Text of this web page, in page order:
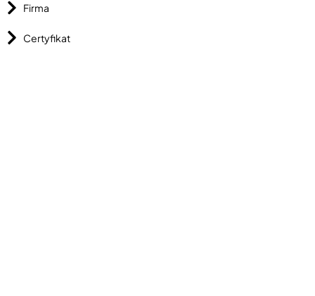
Firma
Certyfikat